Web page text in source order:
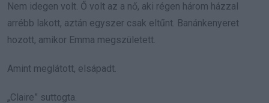
Nem idegen volt. Ő volt az a nő, aki régen három házzal
arrébb lakott, aztán egyszer csak eltűnt. Banánkenyeret
hozott, amikor Emma megszületett.
Amint meglátott, elsápadt.
„Claire” suttogta.